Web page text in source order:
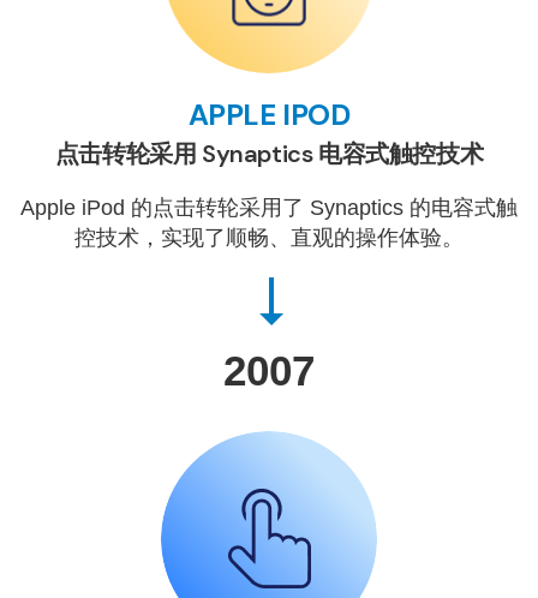
APPLE IPOD
点击转轮采用 Synaptics 电容式触控技术
Apple iPod 的点击转轮采用了 Synaptics 的电容式触
控技术，实现了顺畅、直观的操作体验。
2007